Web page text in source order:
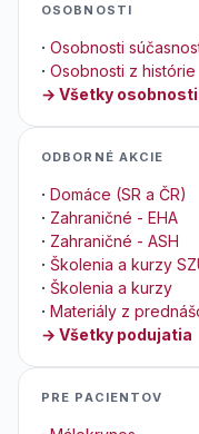
OSOBNOSTI
· Osobnosti
· Osobnosti z histórie
→ Všetky osobnosti
ODBORNÉ AKCIE
· Domáce (SR a ČR)
· Zahraničné - EHA
· Zahraničné - ASH
· Školenia a kurzy
· Školenia a kurzy
· Materiály z
→ Všetky podujatia
PRE PACIENTOV